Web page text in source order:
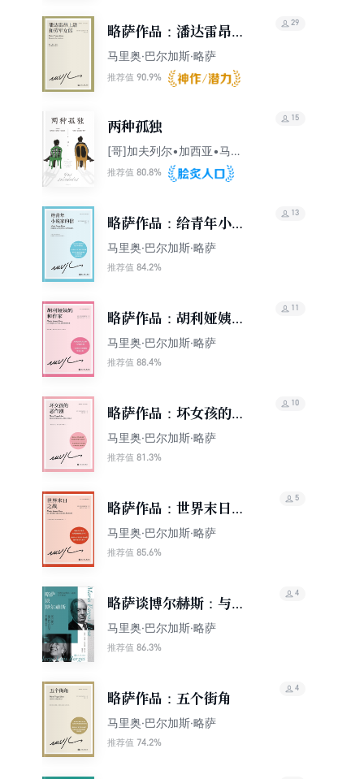
略萨作品：潘达雷昂上
尉和劳军女郎
马里奥·巴尔加斯·略萨
推荐值 90.9%
29
两种孤独
[哥]加夫列尔•加西亚•马尔
克斯 [秘]马里奥•巴尔加斯•
推荐值 80.8%
15
略萨作品：给青年小说
家的信
马里奥·巴尔加斯·略萨
推荐值 84.2%
13
略萨作品：胡利娅姨妈
和作家（精装珍藏版）
马里奥·巴尔加斯·略萨
推荐值 88.4%
11
略萨作品：坏女孩的恶
作剧
马里奥·巴尔加斯·略萨
推荐值 81.3%
10
略萨作品：世界末日之
战（精装珍藏版）
马里奥·巴尔加斯·略萨
推荐值 85.6%
5
略萨谈博尔赫斯：与博
尔赫斯在一起的半个世
纪
马里奥·巴尔加斯·略萨
推荐值 86.3%
4
略萨作品：五个街角
马里奥·巴尔加斯·略萨
推荐值 74.2%
4